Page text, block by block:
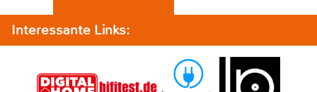
Interessante Links: